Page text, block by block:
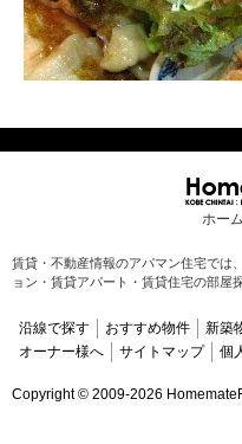
ホー
賃貸・不動産情報のアパマン住宅では
ョン・賃貸アパート・賃貸住宅の部屋
沿線で探す おすすめ物件 新築
オーナー様へ
サイトマップ 個
Copyright © 2009-2026